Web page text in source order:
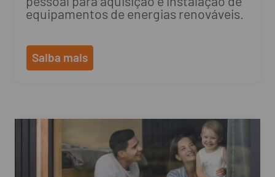
equipamentos de energias renováveis.
Saiba mais